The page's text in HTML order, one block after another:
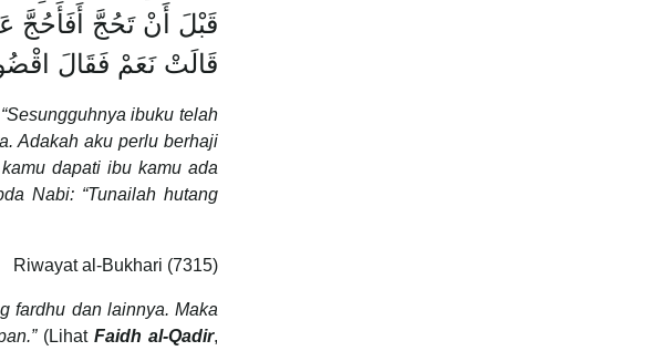
قَبْلَ أَنْ تَحُجَّ أَفَأَحُجَّ
قَالَتْ نَعَمْ فَقَالَ
ibuku telah
Adakah aku perlu berhaji
dapati ibu kamu ada
Nabi: “Tunailah hutang
Riwayat al-Bukhari (7315)
fardhu dan lainnya. Maka
(Lihat Faidh al-Qadir,